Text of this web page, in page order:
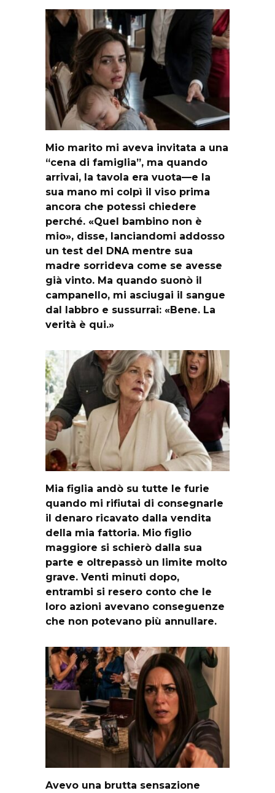
Mio marito mi aveva invitata a una
“cena di famiglia”, ma quando
arrivai, la tavola era vuota—e la
sua mano mi colpì il viso prima
ancora che potessi chiedere
perché. «Quel bambino non è
mio», disse, lanciandomi addosso
un test del DNA mentre sua
madre sorrideva come se avesse
già vinto. Ma quando suonò il
campanello, mi asciugai il sangue
dal labbro e sussurrai: «Bene. La
verità è qui.»
Mia figlia andò su tutte le furie
quando mi rifiutai di consegnarle
il denaro ricavato dalla vendita
della mia fattoria. Mio figlio
maggiore si schierò dalla sua
parte e oltrepassò un limite molto
grave. Venti minuti dopo,
entrambi si resero conto che le
loro azioni avevano conseguenze
che non potevano più annullare.
Avevo una brutta sensazione